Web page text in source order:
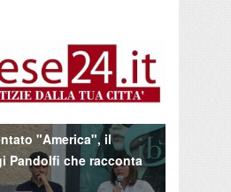
"America", il
Pandolfi che racconta